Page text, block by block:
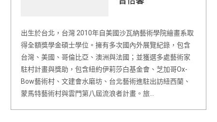
出生於台北，台灣 2010年自美國沙瓦納藝術學院繪畫系取
得全額獎學金碩士學位。擁有多次國內外展覽紀錄，包含
台灣、美國、哥倫比亞、澳洲與法國；並獲選多處藝術家
駐村計畫與獎助，包含紐約伊莉莎白基金會、芝加哥Ox-
Bow藝術村、文建會水磨坊、台北藝術進駐出訪紐西蘭、
蒙馬特藝術村與雲門第八屆流浪者計畫。旅…